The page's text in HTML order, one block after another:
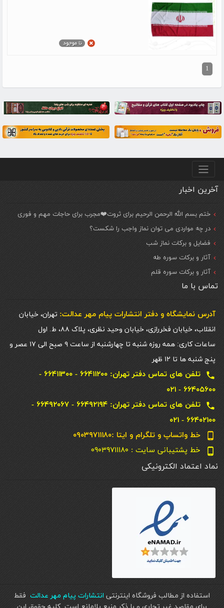
منو پایین
آخرین اخبار
ختم بسم الله الرحمن الرحیم برای ثروت❤️مجرب برای حاجات مهم و فوری
در چه مواردی می توان نماز واجب را شکست؟
فضایل و برکات نماز شب
آثار و برکات سوره طه
آثار و برکات سوره قلم
تماس با ما
آدرس نمایشگاه و دفتر انتشارات پيام مهر عدالت: تهران، خیابان
انقلاب، خیابان فخررازی، خیابان وحید نظری، پلاک ۸۸، ط. اول
ساعات کاری: همه روزه شنبه تا چهارشنبه از ساعت ۹ صبح الی ۱۷ عصر و
پنج شنبه ها تا ۱۲ ظهر
local_phone
تلفن های تماس دفتر تهران: ۶۶۴۱۱۲۰۰ - ۶۶۴۱۱۳۰۰ -
۶۶۴۰۵۶۰۰ - ۰۲۱
local_phone
تلفن های تماس دفتر تهران: ۶۶۴۹۲۱۹۴ - ۶۶۴۹۲۰۶۷ -
۶۶۴۰۲۱۰۰ - ۰۲۱
phone_android خط واتساپ و تلگرام و ایتا :۰۹۰۳۹۷۱۱۱۸۰
phone_android خط پشتیبانی سایت : ۰۹۰۳۹۷۱۱۱۸۰
نماد اعتماد الکترونیکی
استفاده از مطالب فروشگاه اینترنتی انتشارات پیام مهر عدالت فقط